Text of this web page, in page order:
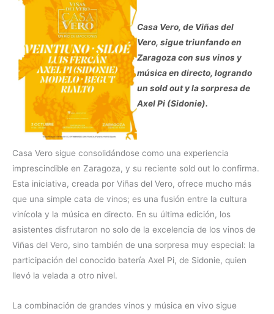
Casa Vero, de Viñas del
Vero, sigue triunfando en
Zaragoza con sus vinos y
música en directo, logrando
un sold out y la sorpresa de
Axel Pi (Sidonie).
Casa Vero sigue consolidándose como una experiencia
imprescindible en Zaragoza, y su reciente sold out lo confirma.
Esta iniciativa, creada por Viñas del Vero, ofrece mucho más
que una simple cata de vinos; es una fusión entre la cultura
vinícola y la música en directo. En su última edición, los
asistentes disfrutaron no solo de la excelencia de los vinos de
Viñas del Vero, sino también de una sorpresa muy especial: la
participación del conocido batería Axel Pi, de Sidonie, quien
llevó la velada a otro nivel.
La combinación de grandes vinos y música en vivo sigue